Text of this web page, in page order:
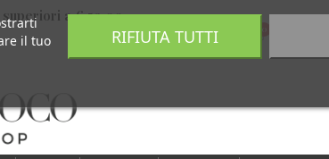
a € 59,00
0,00 €
il tuo
RIFIUTA TUTTI